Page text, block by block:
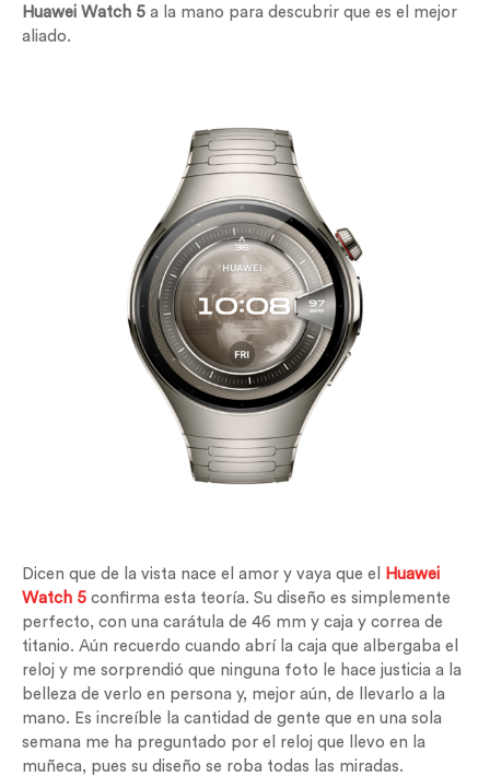
Huawei Watch 5 a la mano para descubrir que es el mejor
aliado.
Dicen que de la vista nace el amor y vaya que el
Huawei
Watch 5 confirma esta teoría. Su diseño es simplemente
perfecto, con una carátula de 46 mm y caja y correa de
titanio. Aún recuerdo cuando abrí la caja que albergaba el
reloj y me sorprendió que ninguna foto le hace justicia a la
belleza de verlo en persona y, mejor aún, de llevarlo a la
mano. Es increíble la cantidad de gente que en una sola
semana me ha preguntado por el reloj que llevo en la
muñeca, pues su diseño se roba todas las miradas.